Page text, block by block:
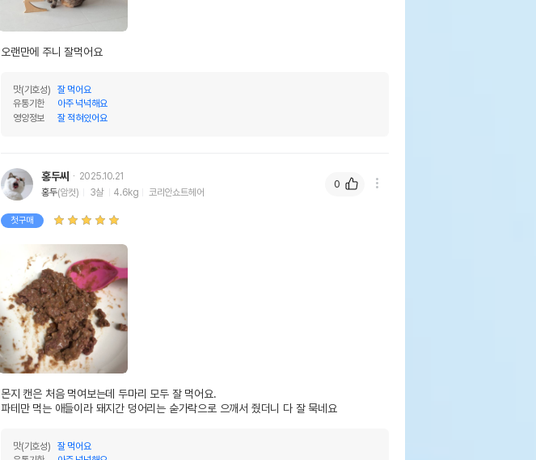
오랜만에 주니 잘먹어요
맛(기호성)
잘 먹어요
유통기한
아주 넉넉해요
영양정보
잘 적혀있어요
홍두씨
2025.10.21
홍두(암컷) 3살 4.6kg 코리안쇼트헤어
첫구매
몬지 캔은 처음 먹여보는데 두마리 모두 잘 먹어요.
파테만 먹는 애들이라 돼지간 덩어리는 숟가락으로 으깨서 줬더니 다 잘 묵네요
맛(기호성)
잘 먹어요
0